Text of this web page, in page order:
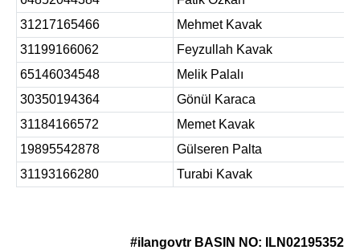
31217165466
Mehmet Kavak
31199166062
Feyzullah Kavak
65146034548
Melik Palalı
30350194364
Gönül Karaca
31184166572
Memet Kavak
19895542878
Gülseren Palta
31193166280
Turabi Kavak
#ilangovtr BASIN NO: ILN02195352